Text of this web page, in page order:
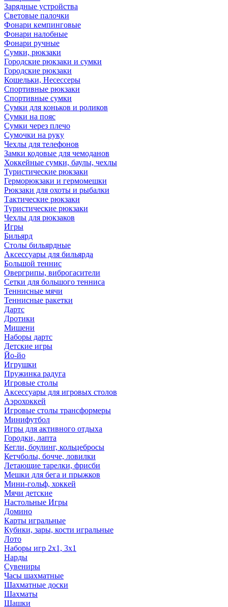
Зарядные устройства
Световые палочки
Фонари кемпинговые
Фонари налобные
Фонари ручные
Сумки, рюкзаки
Городские рюкзаки и сумки
Городские рюкзаки
Кошельки, Несессеры
Спортивные рюкзаки
Спортивные сумки
Сумки для коньков и роликов
Сумки на пояс
Сумки через плечо
Сумочки на руку
Чехлы для телефонов
Замки кодовые для чемоданов
Хоккейные сумки, баулы, чехлы
Туристические рюкзаки
Герморюкзаки и гермомешки
Рюкзаки для охоты и рыбалки
Тактические рюкзаки
Туристические рюкзаки
Чехлы для рюкзаков
Игры
Бильярд
Столы бильярдные
Аксессуары для бильярда
Большой теннис
Овергрипы, виброгасители
Сетки для большого тенниса
Теннисные мячи
Теннисные ракетки
Дартс
Дротики
Мишени
Наборы дартс
Детские игры
Йо-йо
Игрушки
Пружинка радуга
Игровые столы
Аксессуары для игровых столов
Аэрохоккей
Игровые столы трансформеры
Минифутбол
Игры для активного отдыха
Городки, лапта
Кегли, боулинг, кольцебросы
Кетчболы, бочче, ловилки
Летающие тарелки, фрисби
Мешки для бега и прыжков
Мини-гольф, хоккей
Мячи детские
Настольные Игры
Домино
Карты игральные
Кубики, зары, кости игральные
Лото
Наборы игр 2х1, 3х1
Нарды
Сувениры
Часы шахматные
Шахматные доски
Шахматы
Шашки